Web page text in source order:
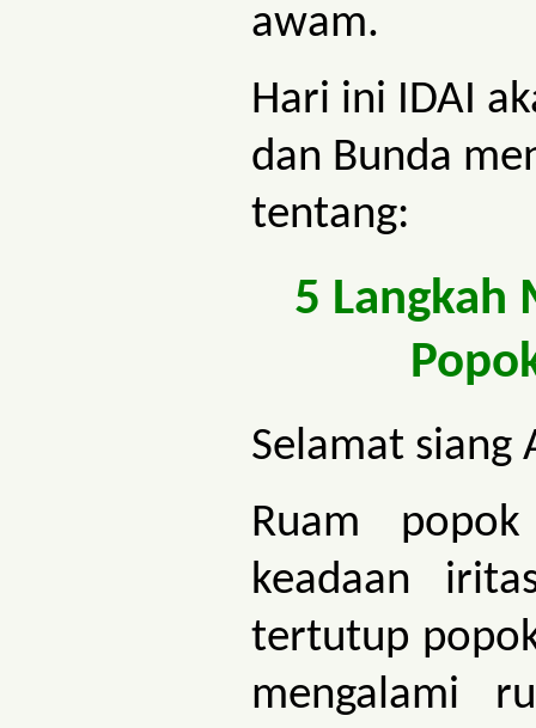
awam.
Hari ini IDAI
dan Bunda
tentang:
5 Langkah
Selamat siang
Ruam
keadaan
tertutup
mengalami